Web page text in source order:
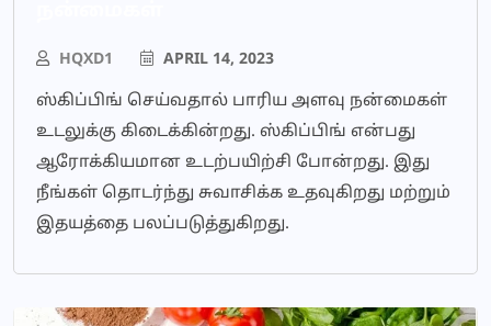
HQXD1 APRIL 14, 2023
ஸ்கிப்பிங் செய்வதால் பாரிய அளவு நன்மைகள்
உடலுக்கு கிடைக்கின்றது. ஸ்கிப்பிங் என்பது
ஆரோக்கியமான உடற்பயிற்சி போன்றது. இது
நீங்கள் தொடர்ந்து சுவாசிக்க உதவுகிறது மற்றும்
இதயத்தை பலப்படுத்துகிறது.